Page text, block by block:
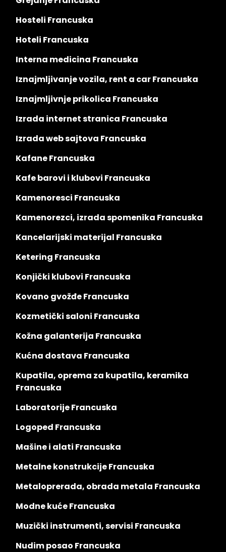
Hosteli Francuska
Hoteli Francuska
Interna medicina Francuska
Iznajmljivanje vozila, rent a car Francuska
Iznajmljivnje prikolica Francuska
Izrada internet stranica Francuska
Izrada web sajtova Francuska
Kafane Francuska
Kafe barovi i klubovi Francuska
Kamenoresci Francuska
Kamenorezci, izrada spomenika Francuska
Kancelarijski materijal Francuska
Ketering Francuska
Konjički klubovi Francuska
Kovano gvožđe Francuska
Kozmetički saloni Francuska
Kožna galanterija Francuska
Kućna dostava Francuska
Kupatila, oprema za kupatila, keramika
Francuska
Laboratorije Francuska
Logoped Francuska
Mašine i alati Francuska
Metalne konstrukcije Francuska
Metaloprerada, obrada metala Francuska
Modne kuće Francuska
Muzički instrumenti, servisi Francuska
Nudim posao Francuska